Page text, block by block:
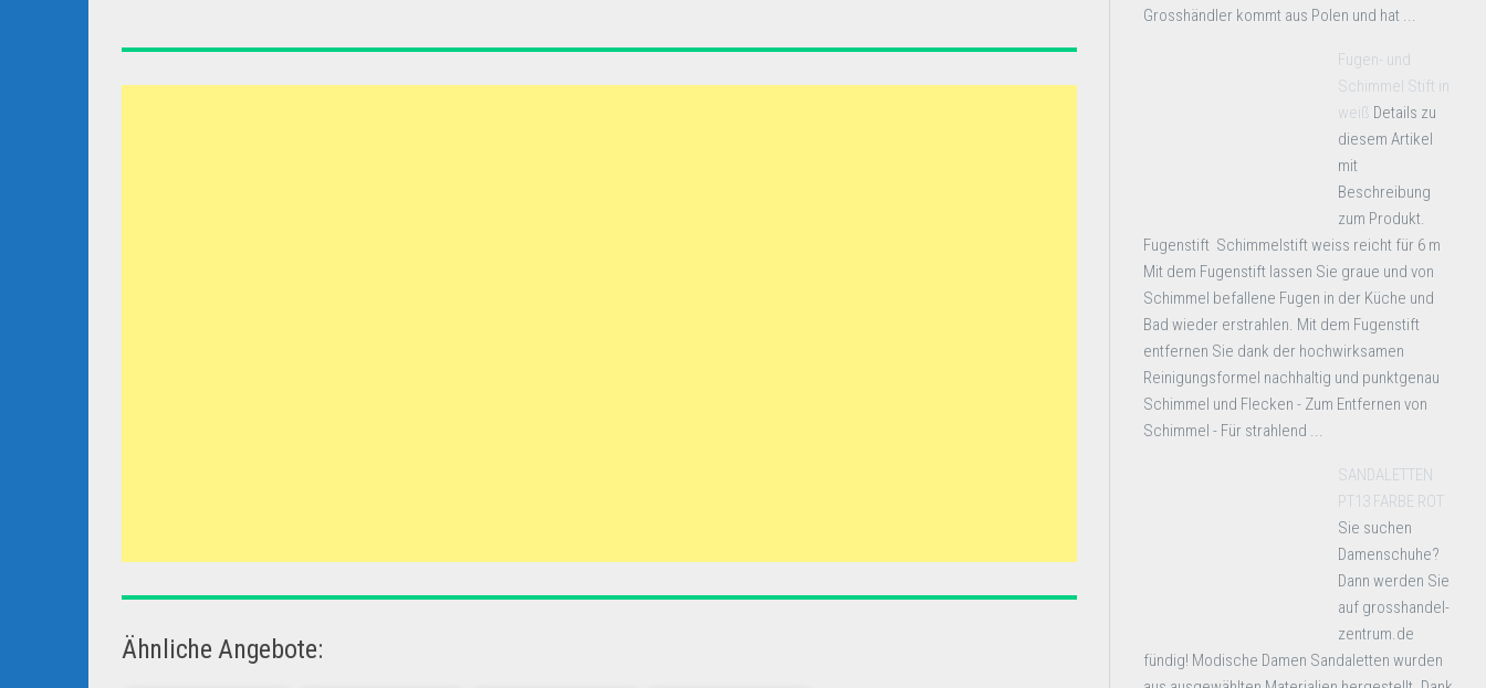
Ähnliche Angebote:
Grosshändler kommt aus Polen und hat ...
Fugen- und
Schimmel Stift in
weiß Details zu
diesem Artikel
mit
Beschreibung
zum Produkt.
Fugenstift Schimmelstift weiss reicht für 6 m
Mit dem Fugenstift lassen Sie graue und von
Schimmel befallene Fugen in der Küche und
Bad wieder erstrahlen. Mit dem Fugenstift
entfernen Sie dank der hochwirksamen
Reinigungsformel nachhaltig und punktgenau
Schimmel und Flecken - Zum Entfernen von
Schimmel - Für strahlend ...
SANDALETTEN
PT13 FARBE ROT
Sie suchen
Damenschuhe?
Dann werden Sie
auf grosshandel-
zentrum.de
fündig! Modische Damen Sandaletten wurden